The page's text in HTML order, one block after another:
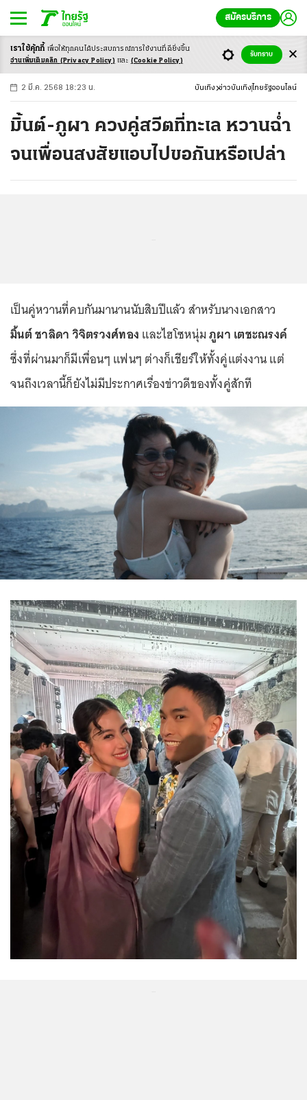
สมัครบริการ
-ก ก ก+
2 มี.ค. 2568 18:23 น. บันเทิง ข่าวบันเทิง ไทยรัฐออนไลน์
มิ้นต์-ภูผา ควงคู่สวีตที่ทะเล หวานฉ่ำ
จนเพื่อนสงสัยแอบไปขอกันหรือเปล่า
เป็นคู่หวานที่คบกันมานานนับสิบปีแล้ว สำหรับนางเอกสาว
มิ้นต์ ชาลิดา วิจิตรวงศ์ทอง และไฮโซหนุ่มภูผา เตชะณรงค์
ซึ่งที่ผ่านมาก็มีเพื่อนๆ แฟนๆ ต่างก็เชียร์ให้ทั้งคู่แต่งงาน แต่
จนถึงเวลานี้ก็ยังไม่มีประกาศเรื่องข่าวดีของทั้งคู่สักที
เราใช้คุ้กกี้ เพื่อให้ทุกคนได้ประสบการณ์การใช้งานที่ดียิ่งขึ้น
อ่านเพิ่มเติมคลิก (Privacy Policy) และ (Cookie Policy)
รับทราบ